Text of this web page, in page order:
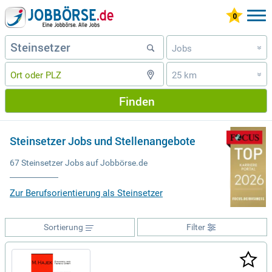
Jobs »
25 km »
Finden
Steinsetzer Jobs und Stellenangebote
67 Steinsetzer Jobs auf Jobbörse.de
Zur Berufsorientierung als Steinsetzer
Filter
Sortierung